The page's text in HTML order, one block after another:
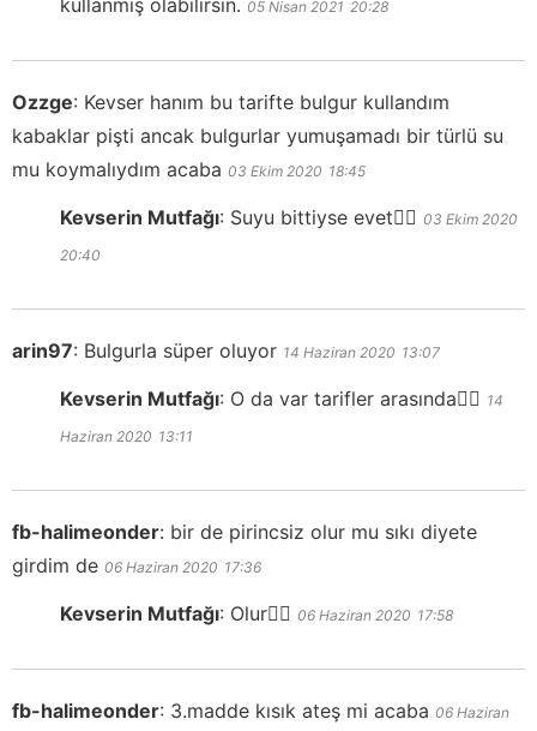
05 Nisan 2021 20:28
Ozzge: Kevser hanım bu tarifte bulgur kullandım
kabaklar pişti ancak bulgurlar yumuşamadı bir türlü su
mu koymalıydım acaba 03 Ekim 2020 18:45
Kevserin Mutfağı: Suyu bittiyse evet👍🏻 03 Ekim 2020
20:40
arin97: Bulgurla süper oluyor 14 Haziran 2020 13:07
Kevserin Mutfağı: O da var tarifler arasında👍🏻 14
Haziran 2020 13:11
fb-halimeonder: bir de pirincsiz olur mu sıkı diyete
girdim de 06 Haziran 2020 17:36
Kevserin Mutfağı: Olur👍🏻 06 Haziran 2020 17:58
fb-halimeonder: 3.madde kısık ateş mi acaba 06 Haziran